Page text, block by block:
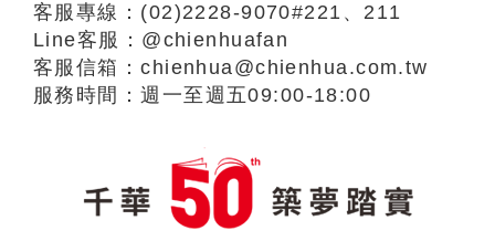
客服專線：(02)2228-9070#221、211
Line客服：@chienhuafan
客服信箱：chienhua@chienhua.com.tw
服務時間：週一至週五09:00-18:00